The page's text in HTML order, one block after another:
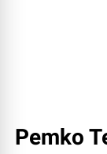
Pemko